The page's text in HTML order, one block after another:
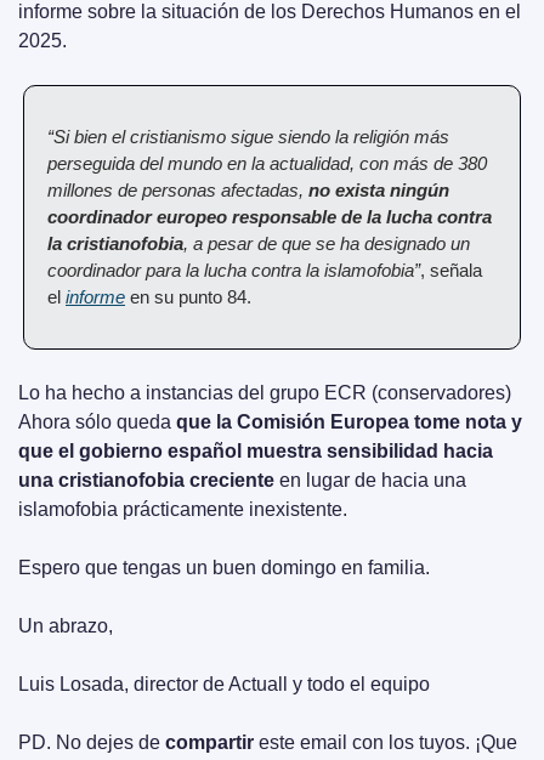
informe sobre la situación de los Derechos Humanos en el
2025.
“Si bien el cristianismo sigue siendo la religión más
perseguida del mundo en la actualidad, con más de 380
millones de personas afectadas, no exista ningún
coordinador europeo responsable de la lucha contra
la cristianofobia, a pesar de que se ha designado un
coordinador para la lucha contra la islamofobia”, señala
el informe en su punto 84.
Lo ha hecho a instancias del grupo ECR (conservadores)
Ahora sólo queda que la Comisión Europea tome nota y
que el gobierno español muestra sensibilidad hacia
una cristianofobia creciente en lugar de hacia una
islamofobia prácticamente inexistente.
Espero que tengas un buen domingo en familia.
Un abrazo,
Luis Losada, director de Actuall y todo el equipo
PD. No dejes de compartir este email con los tuyos. ¡Que